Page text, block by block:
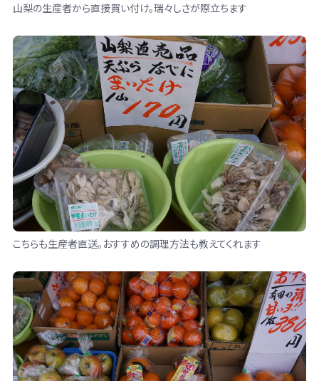
山梨の生産者から直接買い付け。瑞々しさが際立ちます
こちらも生産者直送。おすすめの調理方法も教えてくれます